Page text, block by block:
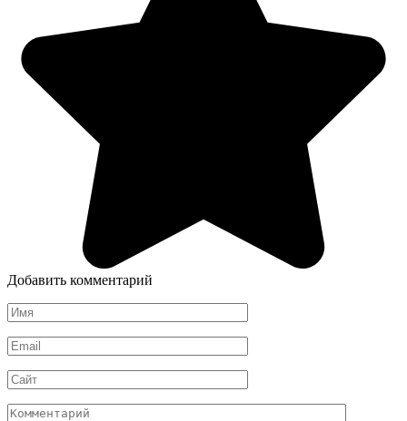
Добавить комментарий
Имя
*
Email
*
Сайт
Комментарий